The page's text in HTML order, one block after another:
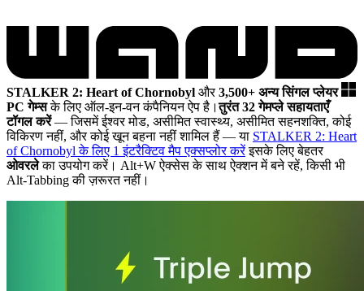
STALKER 2: Heart of Chornobyl और3,500+ अन्य सिंगल प्लेयर
PC गेम्सके लिए ऑल-इन-वन कंपैनियन ऐप है।तुरंत 32 गेमप्ले सहायताएँ
टॉगल करें— जिसमें ईश्वर मोड, असीमित स्वास्थ्य, असीमित सहनशक्ति, कोई
विकिरण नहीं, और कोई खून बहना नहीं शामिल हैं — या STALKER 2: Heart
of Chornobyl के लिए 1 इंटरैक्टिव मैप एक्सप्लोर करें इसके लिए बेहतर
ओवरलेका उपयोग करें। Alt+W ऐक्सेस के साथ ऐक्शन में बने रहें, किसी भी
Alt-Tabbing की ज़रूरत नहीं।